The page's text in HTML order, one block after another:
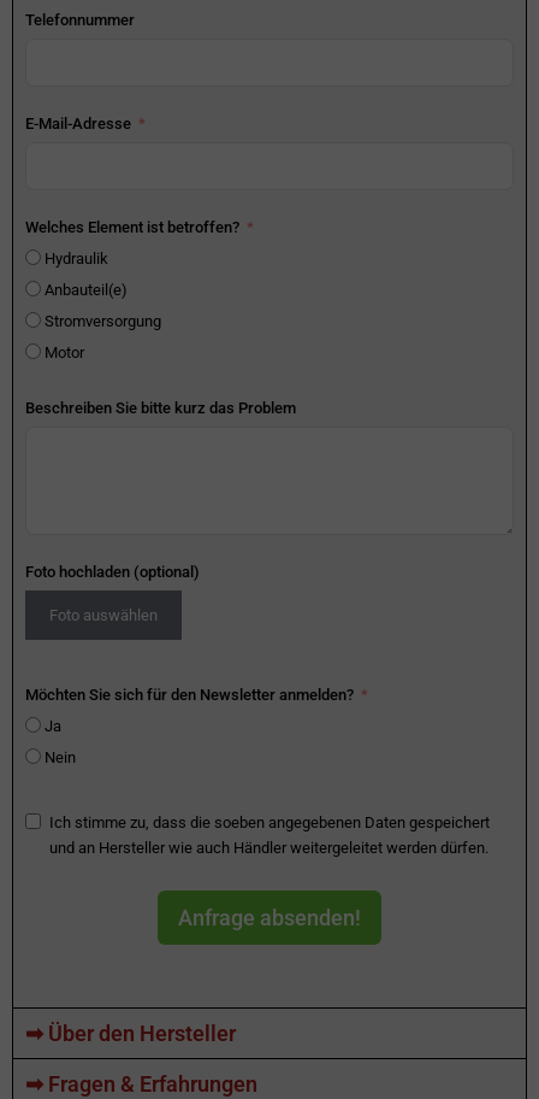
Telefonnummer
E-Mail-Adresse
Welches Element ist betroffen?
Hydraulik
Anbauteil(e)
Stromversorgung
Motor
Beschreiben Sie bitte kurz das Problem
Foto hochladen (optional)
Foto auswählen
Möchten Sie sich für den Newsletter anmelden?
Ja
Nein
Ich stimme zu, dass die soeben angegebenen Daten gespeichert
und an Hersteller wie auch Händler weitergeleitet werden dürfen.
Anfrage absenden!
➡ Über den Hersteller
➡ Fragen & Erfahrungen